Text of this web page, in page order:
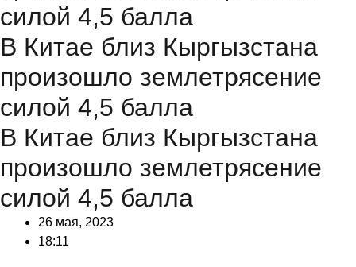
силой 4,5 балла
В Китае близ Кыргызстана
произошло землетрясение
силой 4,5 балла
В Китае близ Кыргызстана
произошло землетрясение
силой 4,5 балла
26 мая, 2023
18:11